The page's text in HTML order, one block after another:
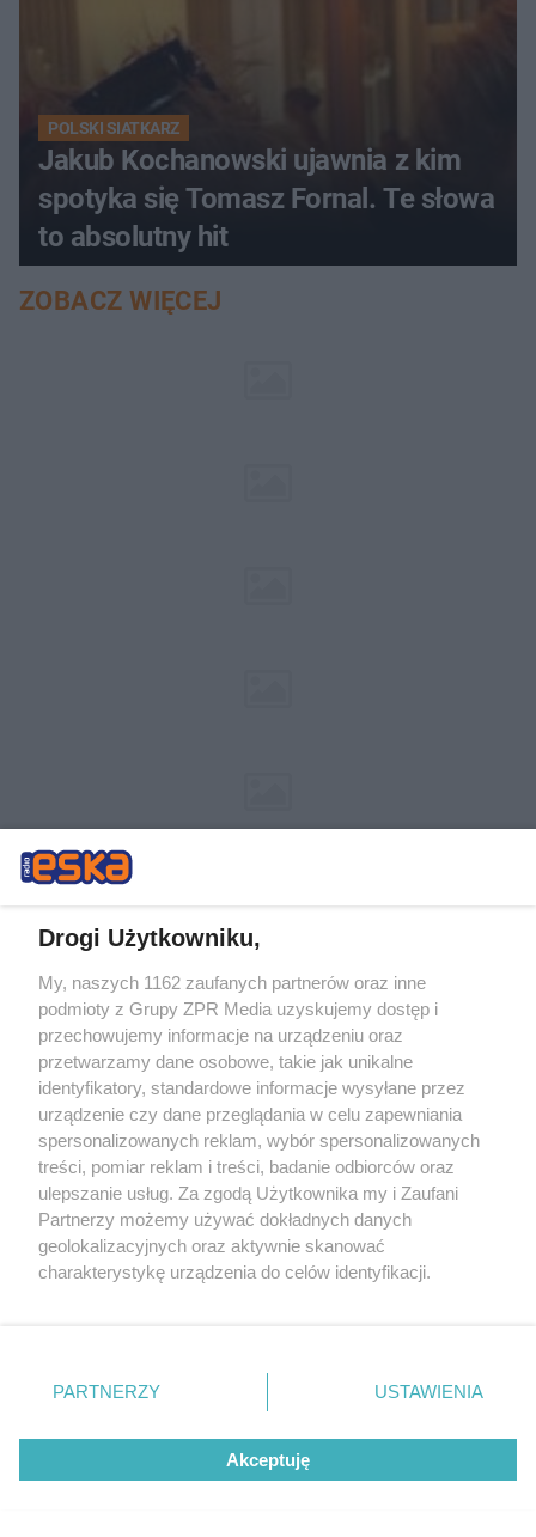
POLSKI SIATKARZ
Jakub Kochanowski ujawnia z kim
spotyka się Tomasz Fornal. Te słowa
to absolutny hit
ZOBACZ WIĘCEJ
Żaden utwór zamieszczony w serwisie nie może być powielany i
rozpowszechniany lub dalej rozpowszechniany w jakikolwiek sposób (w
tym także elektroniczny lub mechaniczny) na jakimkolwiek polu
eksploatacji w jakiejkolwiek formie, włącznie z umieszczaniem w
Internecie bez pisemnej zgody właściciela praw. Jakiekolwiek użycie lub
wykorzystanie utworów w całości lub w części z naruszeniem prawa,
tzn. bez właściwej zgody, jest zabronione pod groźbą kary i może być
ścigane prawnie.
© 2026 Grupa ZPR Media
Drogi Użytkowniku,
My, naszych 1162 zaufanych partnerów oraz inne
podmioty z Grupy ZPR Media uzyskujemy dostęp i
przechowujemy informacje na urządzeniu oraz
przetwarzamy dane osobowe, takie jak unikalne
identyfikatory, standardowe informacje wysyłane przez
urządzenie czy dane przeglądania w celu zapewniania
spersonalizowanych reklam, wybór spersonalizowanych
treści, pomiar reklam i treści, badanie odbiorców oraz
ulepszanie usług. Za zgodą Użytkownika my i Zaufani
Partnerzy możemy używać dokładnych danych
geolokalizacyjnych oraz aktywnie skanować
charakterystykę urządzenia do celów identyfikacji.
zmienić/wycofać klikając przycisk ustawień prywatności
znajdujący się w lewym dolnym rogu strony
rodzaje przetwarzania danych nie wymagają zgody
użytkownika, ale masz prawo sprzeciwić się takiemu
przetwarzaniu. Preferencje będą miały zastosowanie tylko
PARTNERZY USTAWIENIA
Akceptuję